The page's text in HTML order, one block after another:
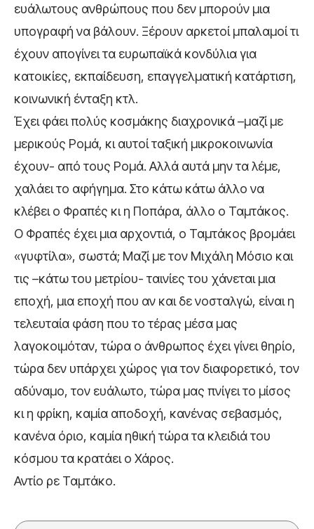
ευάλωτους ανθρώπους που δεν μπορούν μια
υπογραφή να βάλουν. Ξέρουν αρκετοί μπαλαμοί τι
έχουν απογίνει τα ευρωπαϊκά κονδύλια για
κατοικίες, εκπαίδευση, επαγγελματική κατάρτιση,
κοινωνική ένταξη κτλ.
Έχει φάει πολύς κοσμάκης διαχρονικά –μαζί με
μερικούς Ρομά, κι αυτοί ταξική μικροκοινωνία
έχουν- από τους Ρομά. Αλλά αυτά μην τα λέμε,
χαλάει το αφήγημα. Στο κάτω κάτω άλλο να
κλέβει ο Φραπές κι η Ποπάρα, άλλο ο Ταμτάκος.
Ο Φραπές έχει μια αρχοντιά, ο Ταμτάκος βρομάει
«γυφτίλα», σωστά; Μαζί με τον Μιχάλη Μόσιο και
τις –κάτω του μετρίου- ταινίες του χάνεται μια
εποχή, μια εποχή που αν και δε νοσταλγώ, είναι η
τελευταία φάση που το τέρας μέσα μας
λαγοκοιμόταν, τώρα ο άνθρωπος έχει γίνει θηρίο,
τώρα δεν υπάρχει χώρος για τον διαφορετικό, τον
αδύναμο, τον ευάλωτο, τώρα μας πνίγει το μίσος
κι η φρίκη, καμία αποδοχή, κανένας σεβασμός,
κανένα όριο, καμία ηθική τώρα τα κλειδιά του
κόσμου τα κρατάει ο Χάρος.
Αντίο ρε Ταμτάκο.